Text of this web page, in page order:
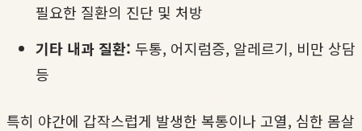
필요한 질환의 진단 및 처방
기타 내과 질환: 두통, 어지럼증, 알레르기, 비만 상담
등
특히 야간에 갑작스럽게 발생한 복통이나 고열, 심한 몸살